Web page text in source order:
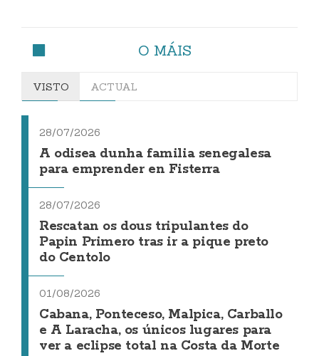
O MÁIS
VISTO ACTUAL
28/07/2026
A odisea dunha familia senegalesa
para emprender en Fisterra
28/07/2026
Rescatan os dous tripulantes do
Papin Primero tras ir a pique preto
do Centolo
01/08/2026
Cabana, Ponteceso, Malpica, Carballo
e A Laracha, os únicos lugares para
ver a eclipse total na Costa da Morte